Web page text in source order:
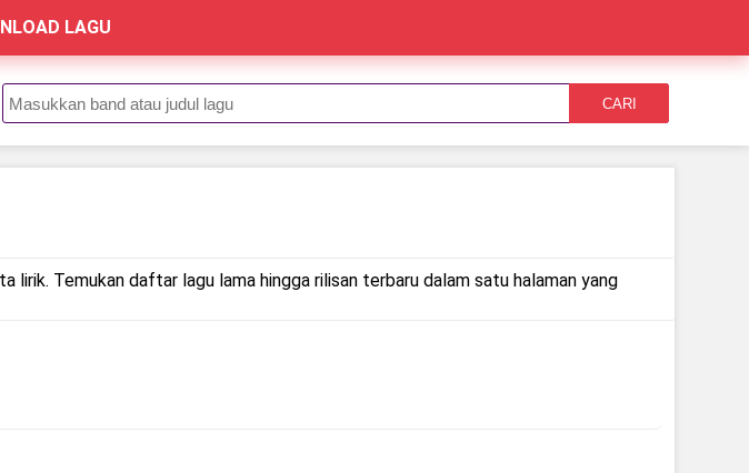
LAGU
CARI
Temukan daftar lagu lama hingga rilisan terbaru dalam satu halaman yang